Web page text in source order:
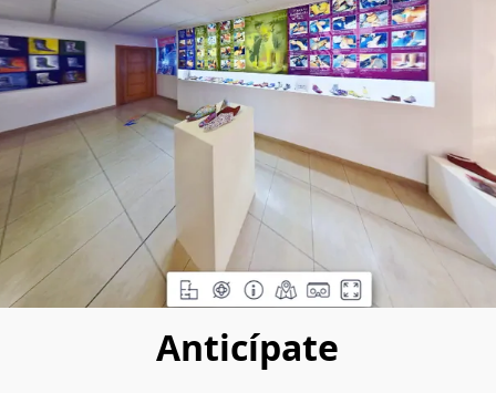
Anticípate